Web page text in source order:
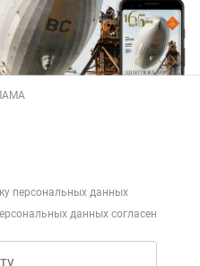
персональных данных
данных согласен